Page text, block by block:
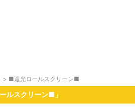
> ■遮光ロールスクリーン■
ルスクリーン■」